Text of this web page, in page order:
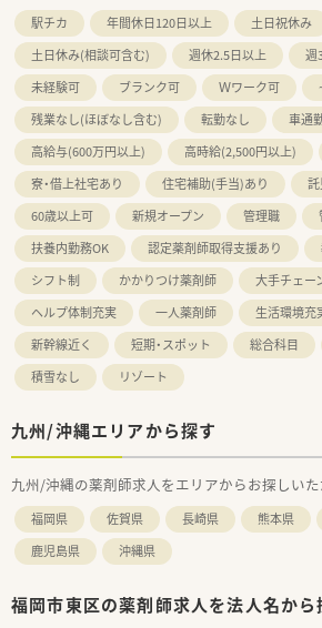
駅チカ 年間休日120日以上
土日祝休み
土日休み(相談可含む)
週休2.5日以上 週
未経験可
ブランク可 Ｗワーク可
残業なし(ほぼなし含む)
転勤なし
車通
高給与(600万円以上)
高時給(2,500円以上)
寮・借上社宅あり
住宅補助(手当)あり
60歳以上可
新規オープン 管理職
扶養内勤務OK
認定薬剤師取得支援あり
シフト制
かかりつけ薬剤師 大手チェー
ヘルプ体制充実
一人薬剤師 生活環境充
新幹線近く
短期・スポット 総合科目
積雪なし
リゾート
九州/沖縄エリアから探す
九州/沖縄の薬剤師求人をエリアからお探しいた
福岡県 佐賀県 長崎県 熊本県
鹿児島県
沖縄県
福岡市東区の薬剤師求人を法人名から